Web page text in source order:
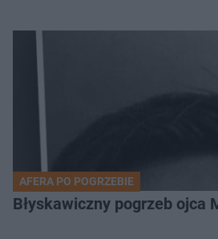
AFERA PO POGRZEBIE
Błyskawiczny pogrzeb ojca